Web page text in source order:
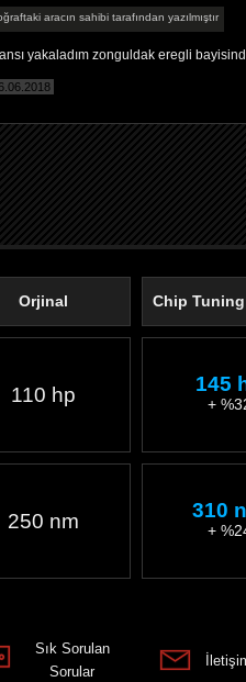
aracın sahibi tarafından yazılmıştır
yakaladım zonguldak eregli
Orjinal
110 hp
250 nm
Chip Tuning
145
+
310
+
Sık Sorulan
Sorular